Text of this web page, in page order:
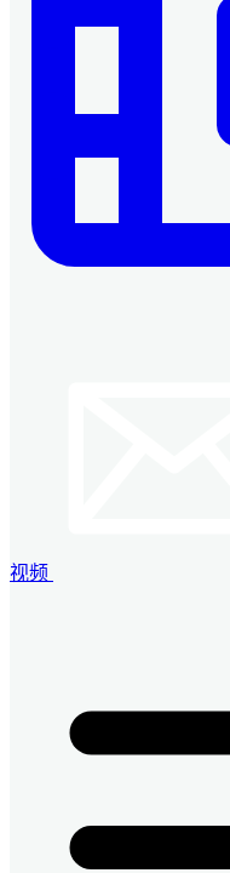
视频